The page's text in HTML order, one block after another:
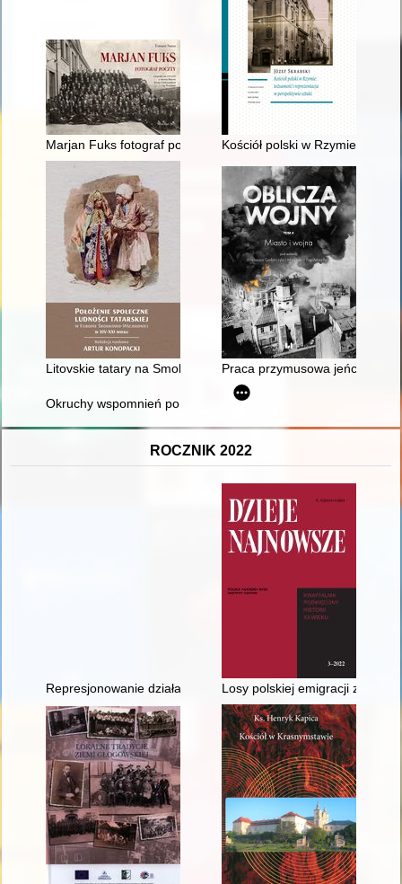
Marjan Fuks fotograf poczty : fotografie z lat 1919-1935 ze
Kościół polski w Rzymie :
Litovskie tatary na Smolenŝine (XV-XVII vv.)Praca przymusowa jeńców
Okruchy wspomnień po czasie
ROCZNIK 2022
Represjonowanie działaczy "Solidarności" w jednostce
Losy polskiej emigracji